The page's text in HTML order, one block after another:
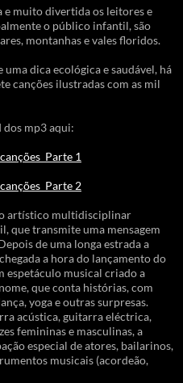
e muito divertida os leitores e
o público infantil, são
montanhas e vales floridos.
uma dica ecológica e saudável, há
canções ilustradas com as mil
dos mp3 aqui:
1
2
artístico multidisciplinar
que transmite uma mensagem
de uma longa estrada a
a hora do lançamento do
espetáculo musical criado a
que conta histórias, com
yoga e outras surpresas.
acústica, guitarra eléctrica,
femininas e masculinas, a
especial de atores, bailarinos,
musicais (acordeão,